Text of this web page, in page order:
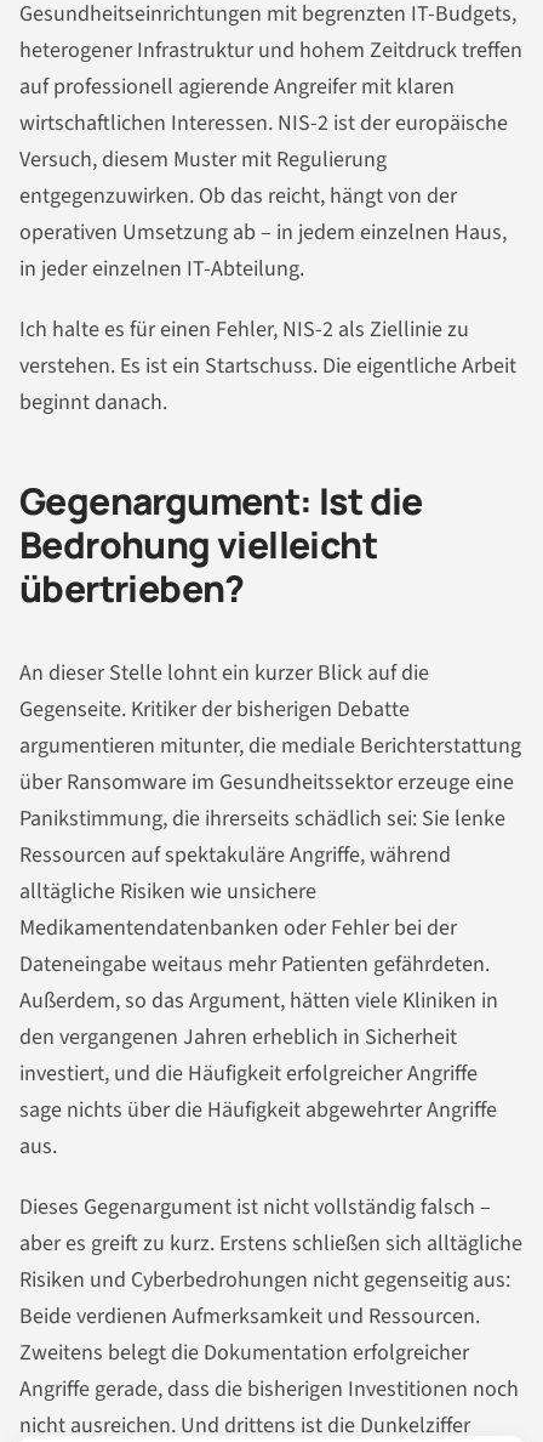
Gesundheitseinrichtungen mit begrenzten IT-Budgets,
heterogener Infrastruktur und hohem Zeitdruck treffen
auf professionell agierende Angreifer mit klaren
wirtschaftlichen Interessen. NIS-2 ist der europäische
Versuch, diesem Muster mit Regulierung
entgegenzuwirken. Ob das reicht, hängt von der
operativen Umsetzung ab – in jedem einzelnen Haus,
in jeder einzelnen IT-Abteilung.
Ich halte es für einen Fehler, NIS-2 als Ziellinie zu
verstehen. Es ist ein Startschuss. Die eigentliche Arbeit
beginnt danach.
Gegenargument: Ist die
Bedrohung vielleicht
übertrieben?
An dieser Stelle lohnt ein kurzer Blick auf die
Gegenseite. Kritiker der bisherigen Debatte
argumentieren mitunter, die mediale Berichterstattung
über Ransomware im Gesundheitssektor erzeuge eine
Panikstimmung, die ihrerseits schädlich sei: Sie lenke
Ressourcen auf spektakuläre Angriffe, während
alltägliche Risiken wie unsichere
Medikamentendatenbanken oder Fehler bei der
Dateneingabe weitaus mehr Patienten gefährdeten.
Außerdem, so das Argument, hätten viele Kliniken in
den vergangenen Jahren erheblich in Sicherheit
investiert, und die Häufigkeit erfolgreicher Angriffe
sage nichts über die Häufigkeit abgewehrter Angriffe
aus.
Dieses Gegenargument ist nicht vollständig falsch –
aber es greift zu kurz. Erstens schließen sich alltägliche
Risiken und Cyberbedrohungen nicht gegenseitig aus:
Beide verdienen Aufmerksamkeit und Ressourcen.
Zweitens belegt die Dokumentation erfolgreicher
Angriffe gerade, dass die bisherigen Investitionen noch
nicht ausreichen. Und drittens ist die Dunkelziffer